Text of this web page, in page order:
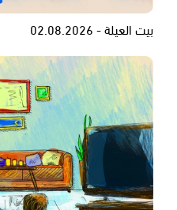
بيت العيلة - 02.08.2026